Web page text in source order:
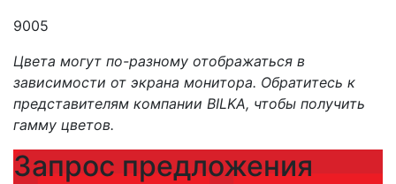
9005
Цвета могут по-разному отображаться в
зависимости от экрана монитора. Обратитесь к
представителям компании BILKA, чтобы получить
гамму цветов.
Запрос предложения